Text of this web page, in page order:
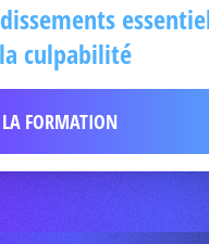
culpabilité
FORMATION